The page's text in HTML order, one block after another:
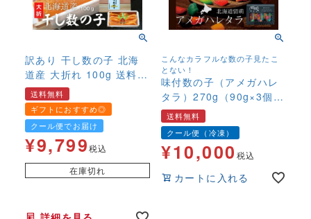
訳あり 干し数の子 北海
道産 大折れ 100g 送料無
料 徳用 ほしかずのこ
カズノコ 希少 高級
送料無料
ギフトにおすすめ◎
クール便でお届け
¥9,799税込
在庫切れ
こんなカラフルな数の子見たこ
とない！
味付数の子（アメガハレ
タラ）270g（90g×3個）
かずのこ カズノコ 味
付き 冷凍 高級
送料無料
クール便（冷凍）
¥10,000 税込
カートに入れる